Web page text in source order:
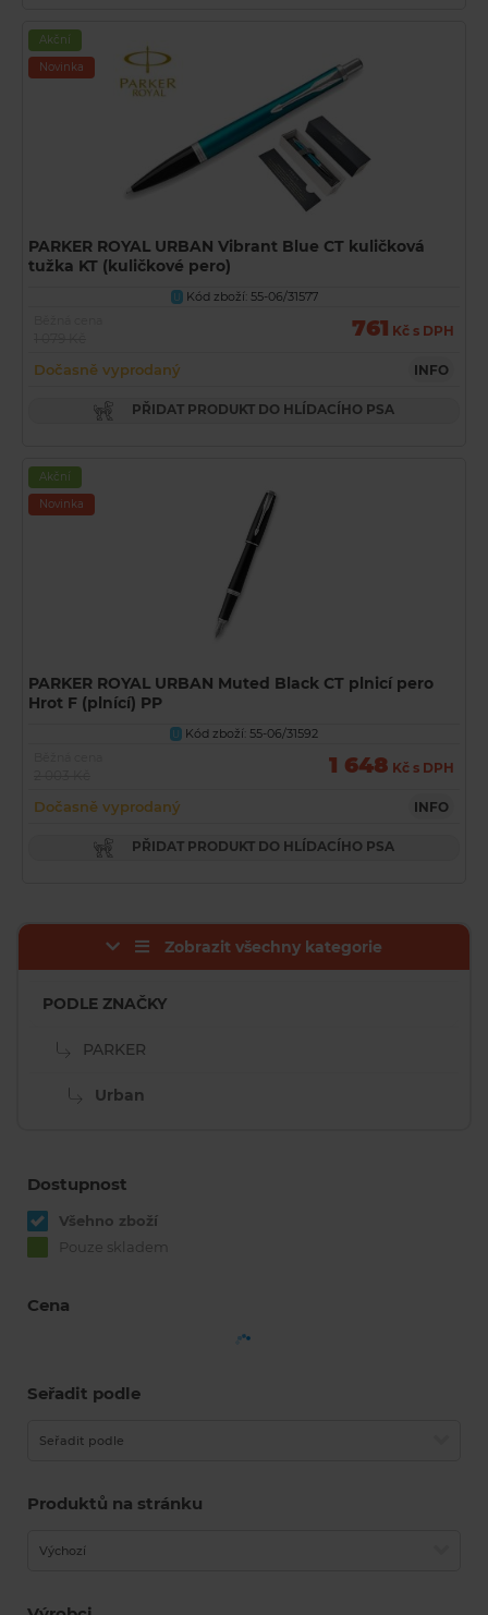
Akční
Novinka
PARKER ROYAL URBAN Vibrant Blue CT kuličková
tužka KT (kuličkové pero)
U Kód zboží: 55-06/31577
761 Kč s DPH
Dočasně vyprodaný INFO
PŘIDAT PRODUKT DO HLÍDACÍHO PSA
Akční
Novinka
PARKER ROYAL URBAN Muted Black CT plnicí pero
Hrot F (plnící) PP
U
Kód zboží: 55-06/31592
1 648 Kč s DPH
Dočasně vyprodaný INFO
PŘIDAT PRODUKT DO HLÍDACÍHO PSA
Zobrazit všechny kategorie
PODLE ZNAČKY
PARKER
Urban
Dostupnost
Všehno zboží
Pouze skladem
Cena
Seřadit podle
Seřadit podle
Produktů na stránku
Výchozí